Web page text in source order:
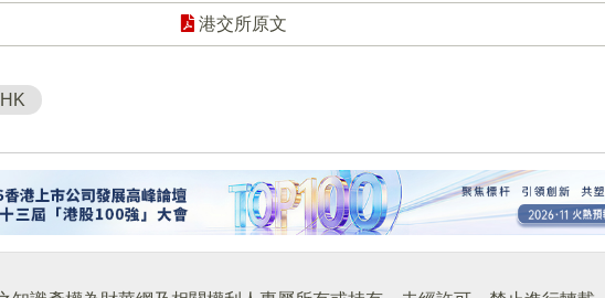
港交所原文